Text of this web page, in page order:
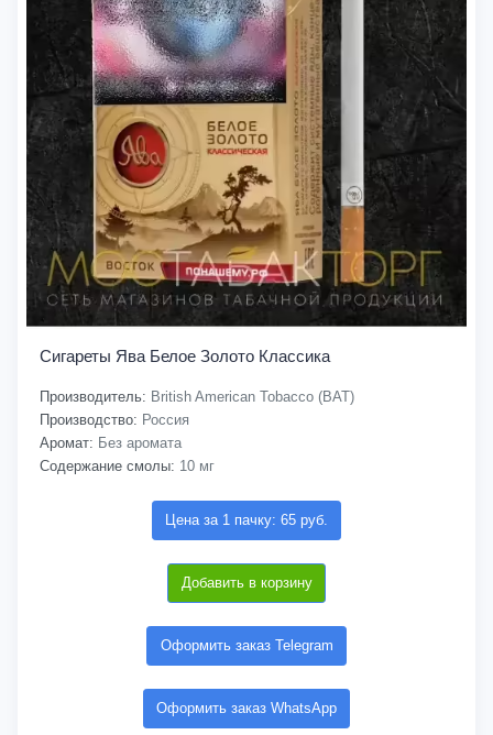
Сигареты Ява Белое Золото Классика
Производитель: British American Tobacco (BAT)
Производство: Россия
Аромат: Без аромата
Содержание смолы: 10 мг
Цена за 1 пачку: 65 руб.
Добавить в корзину
Оформить заказ Telegram
Оформить заказ WhatsApp